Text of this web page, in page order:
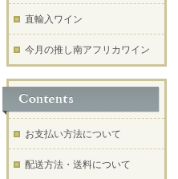
直輸入ワイン
今月の推し南アフリカワイン
お支払い方法について
配送方法・送料について